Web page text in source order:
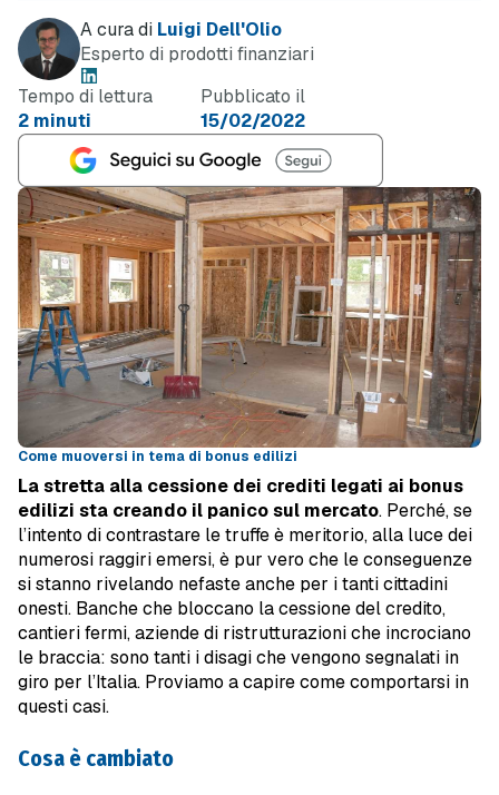
A cura di Luigi Dell'Olio
Esperto di prodotti finanziari
Tempo di lettura
2 minuti
Pubblicato il
15/02/2022
Come muoversi in tema di bonus edilizi
La stretta alla cessione dei crediti legati ai bonus
edilizi sta creando il panico sul mercato. Perché, se
l’intento di contrastare le truffe è meritorio, alla luce dei
numerosi raggiri emersi, è pur vero che le conseguenze
si stanno rivelando nefaste anche per i tanti cittadini
onesti. Banche che bloccano la cessione del credito,
cantieri fermi, aziende di ristrutturazioni che incrociano
le braccia: sono tanti i disagi che vengono segnalati in
giro per l’Italia. Proviamo a capire come comportarsi in
questi casi.
Cosa è cambiato